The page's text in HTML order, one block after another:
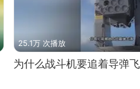
25.1万 次播放
为什么战斗机要追着导弹